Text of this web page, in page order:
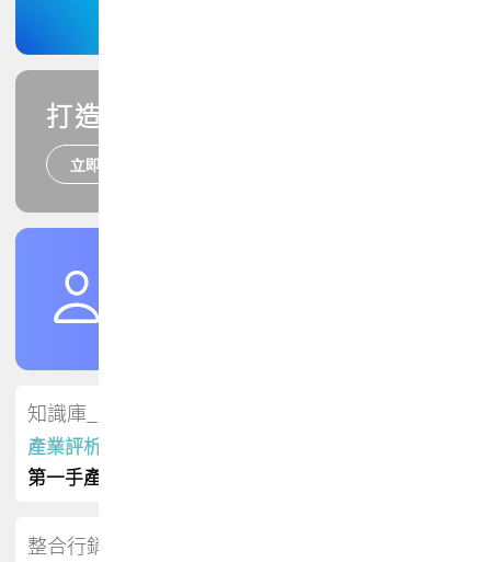
打造您的PCB專業技能
立即報名
知識庫_會員專屬
產業評析報告
第一手產業資訊
整合行銷